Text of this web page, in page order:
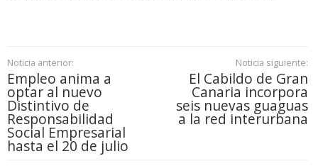
Noticia anterior:
Empleo anima a
optar al nuevo
Distintivo de
Responsabilidad
Social Empresarial
hasta el 20 de julio
Noticia siguiente:
El Cabildo de Gran
Canaria incorpora
seis nuevas guaguas
a la red interurbana